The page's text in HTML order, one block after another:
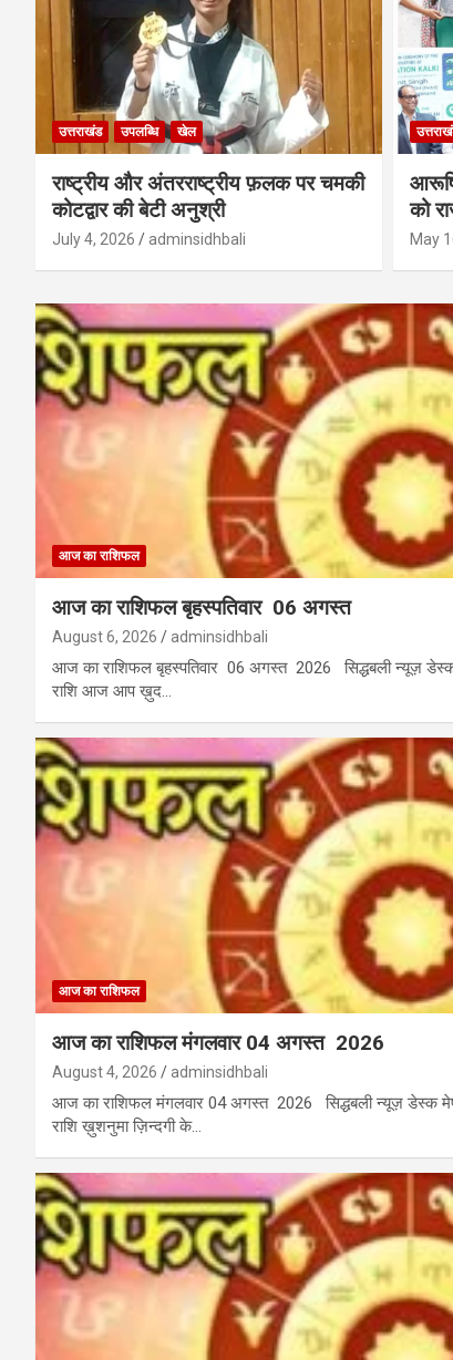
उत्तराखंड उपलब्धि खेल
राष्ट्रीय और अंतरराष्ट्रीय फ़लक पर चमकी
कोटद्वार की बेटी अनुश्री
July 4, 2026 adminsidhbali
को
May
आज का राशिफल
आज का राशिफल बृहस्पतिवार 06 अगस्त
August 6, 2026 adminsidhbali
आज का राशिफल बृहस्पतिवार 06 अगस्त 2026 सिद्धबली न्यूज़
राशि आज आप ख़ुद…
आज का राशिफल
आज का राशिफल मंगलवार 04 अगस्त 2026
August 4, 2026 adminsidhbali
आज का राशिफल मंगलवार 04 अगस्त 2026 सिद्धबली न्यूज़ डेस्क
राशि ख़ुशनुमा ज़िन्दगी के…